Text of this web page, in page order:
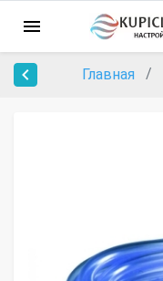
Главная